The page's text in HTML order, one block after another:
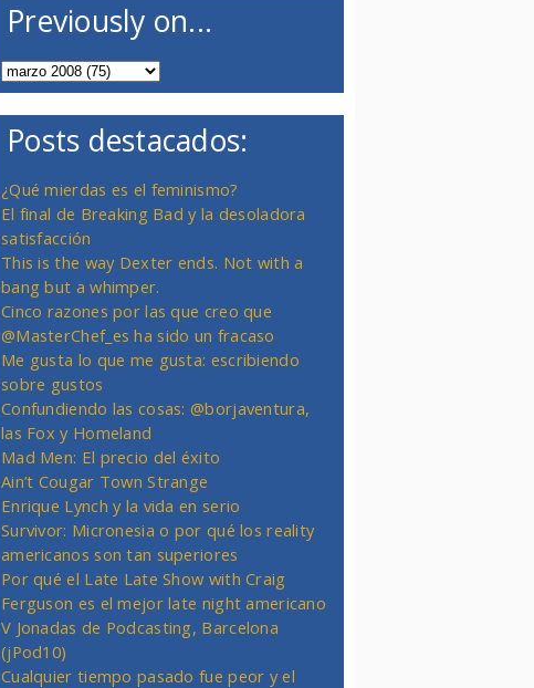
Previously on...
Posts destacados:
¿Qué mierdas es el feminismo?
El final de Breaking Bad y la desoladora
satisfacción
This is the way Dexter ends. Not with a
bang but a whimper.
Cinco razones por las que creo que
@MasterChef_es ha sido un fracaso
Me gusta lo que me gusta: escribiendo
sobre gustos
Confundiendo las cosas: @borjaventura,
las Fox y Homeland
Mad Men: El precio del éxito
Ain’t Cougar Town Strange
Enrique Lynch y la vida en serio
Survivor: Micronesia o por qué los reality
americanos son tan superiores
Por qué el Late Late Show with Craig
Ferguson es el mejor late night americano
V Jonadas de Podcasting, Barcelona
(jPod10)
Cualquier tiempo pasado fue peor y el